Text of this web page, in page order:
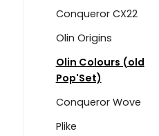
Conqueror CX22
Olin Origins
Olin Colours (old
Pop'Set)
Conqueror Wove
Plike